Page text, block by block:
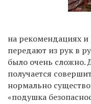
на рекомендациях
передают из рук в
было очень сложно.
получается
нормально
«подушка